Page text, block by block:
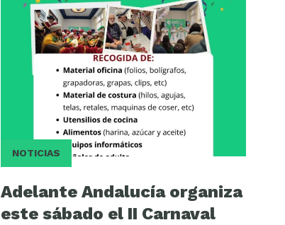
NOTICIAS
Adelante Andalucía organiza
este sábado el II Carnaval